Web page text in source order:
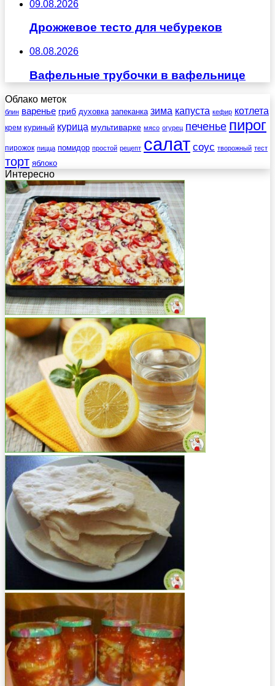
09.08.2026
Дрожжевое тесто для чебуреков
08.08.2026
Вафельные трубочки в вафельнице
Облако меток
блин варенье гриб духовка запеканка зима капуста кефир котлета
крем куриный курица мультиварке мясо огурец печенье пирог
пирожок пицца помидор простой рецепт салат соус творожный тест
торт яблоко
Интересно